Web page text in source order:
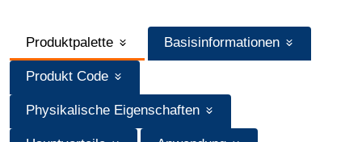
Produktpalette Basisinformationen
Produkt Code
Physikalische Eigenschaften